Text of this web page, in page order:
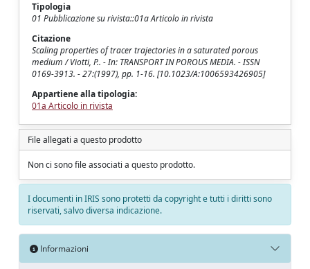
Tipologia
01 Pubblicazione su rivista::01a Articolo in rivista
Citazione
Scaling properties of tracer trajectories in a saturated porous
medium / Viotti, P.. - In: TRANSPORT IN POROUS MEDIA. - ISSN
0169-3913. - 27:(1997), pp. 1-16. [10.1023/A:1006593426905]
Appartiene alla tipologia:
01a Articolo in rivista
File allegati a questo prodotto
Non ci sono file associati a questo prodotto.
I documenti in IRIS sono protetti da copyright e tutti i diritti sono
riservati, salvo diversa indicazione.
Informazioni